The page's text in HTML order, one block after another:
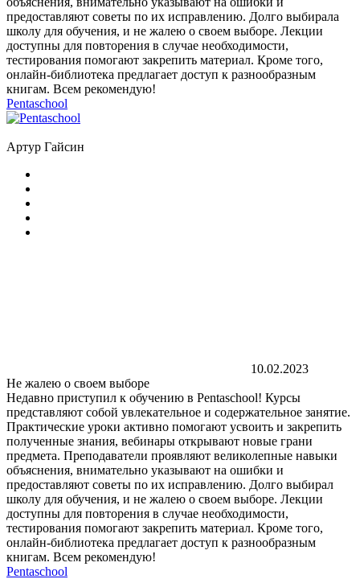
предоставляют советы по их исправлению. Долго выбирала
школу для обучения, и не жалею о своем выборе. Лекции
доступны для повторения в случае необходимости,
тестирования помогают закрепить материал. Кроме того,
онлайн-библиотека предлагает доступ к разнообразным
книгам. Всем рекомендую!
Pentaschool
Артур Гайсин
10.02.2023
Не жалею о своем выборе
Недавно приступил к обучению в Pentaschool! Курсы
представляют собой увлекательное и содержательное занятие.
Практические уроки активно помогают усвоить и закрепить
полученные знания, вебинары открывают новые грани
предмета. Преподаватели проявляют великолепные навыки
объяснения, внимательно указывают на ошибки и
предоставляют советы по их исправлению. Долго выбирал
школу для обучения, и не жалею о своем выборе. Лекции
доступны для повторения в случае необходимости,
тестирования помогают закрепить материал. Кроме того,
онлайн-библиотека предлагает доступ к разнообразным
книгам. Всем рекомендую!
Pentaschool